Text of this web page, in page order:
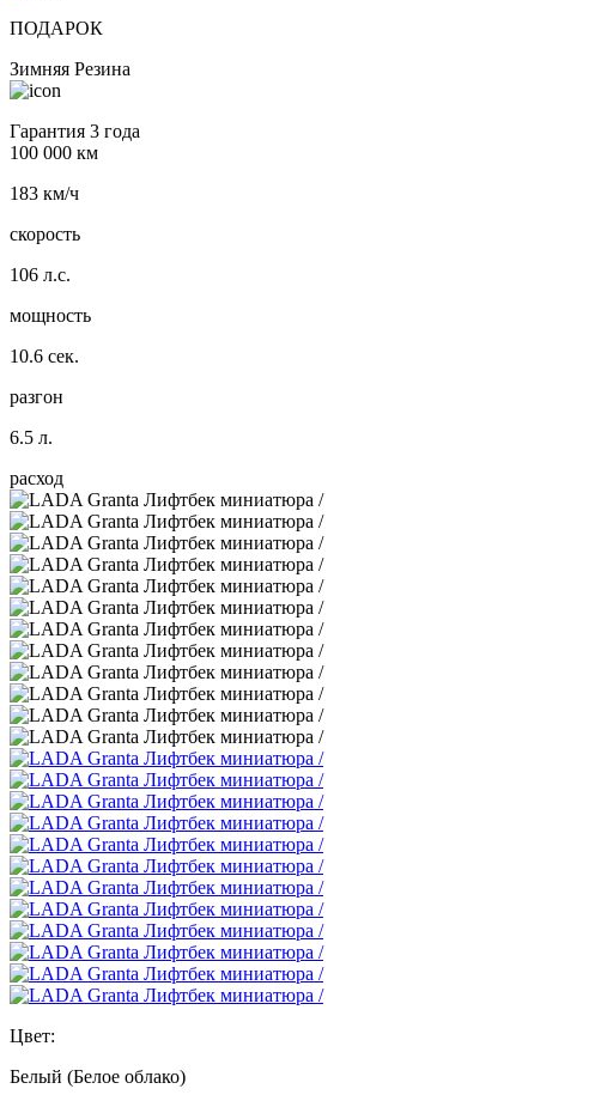
ПОДАРОК
Зимняя Резина
Гарантия 3 года
100 000 км
183 км/ч
скорость
106 л.с.
мощность
10.6 сек.
разгон
6.5 л.
расход
Цвет:
Белый (Белое облако)